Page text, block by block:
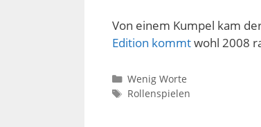
Von einem Kumpel kam
Edition kommtwohl 2008
Kategorien
Wenig Worte
Schlagwörter
Rollenspielen